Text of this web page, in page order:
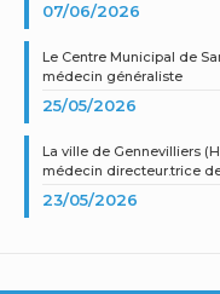
07/06/2026
Le Centre Municipal de
médecin généraliste
25/05/2026
La ville de Gennevilliers
médecin directeur.trice
23/05/2026